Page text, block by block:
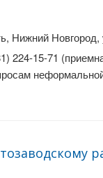
Нижний
224-15-71